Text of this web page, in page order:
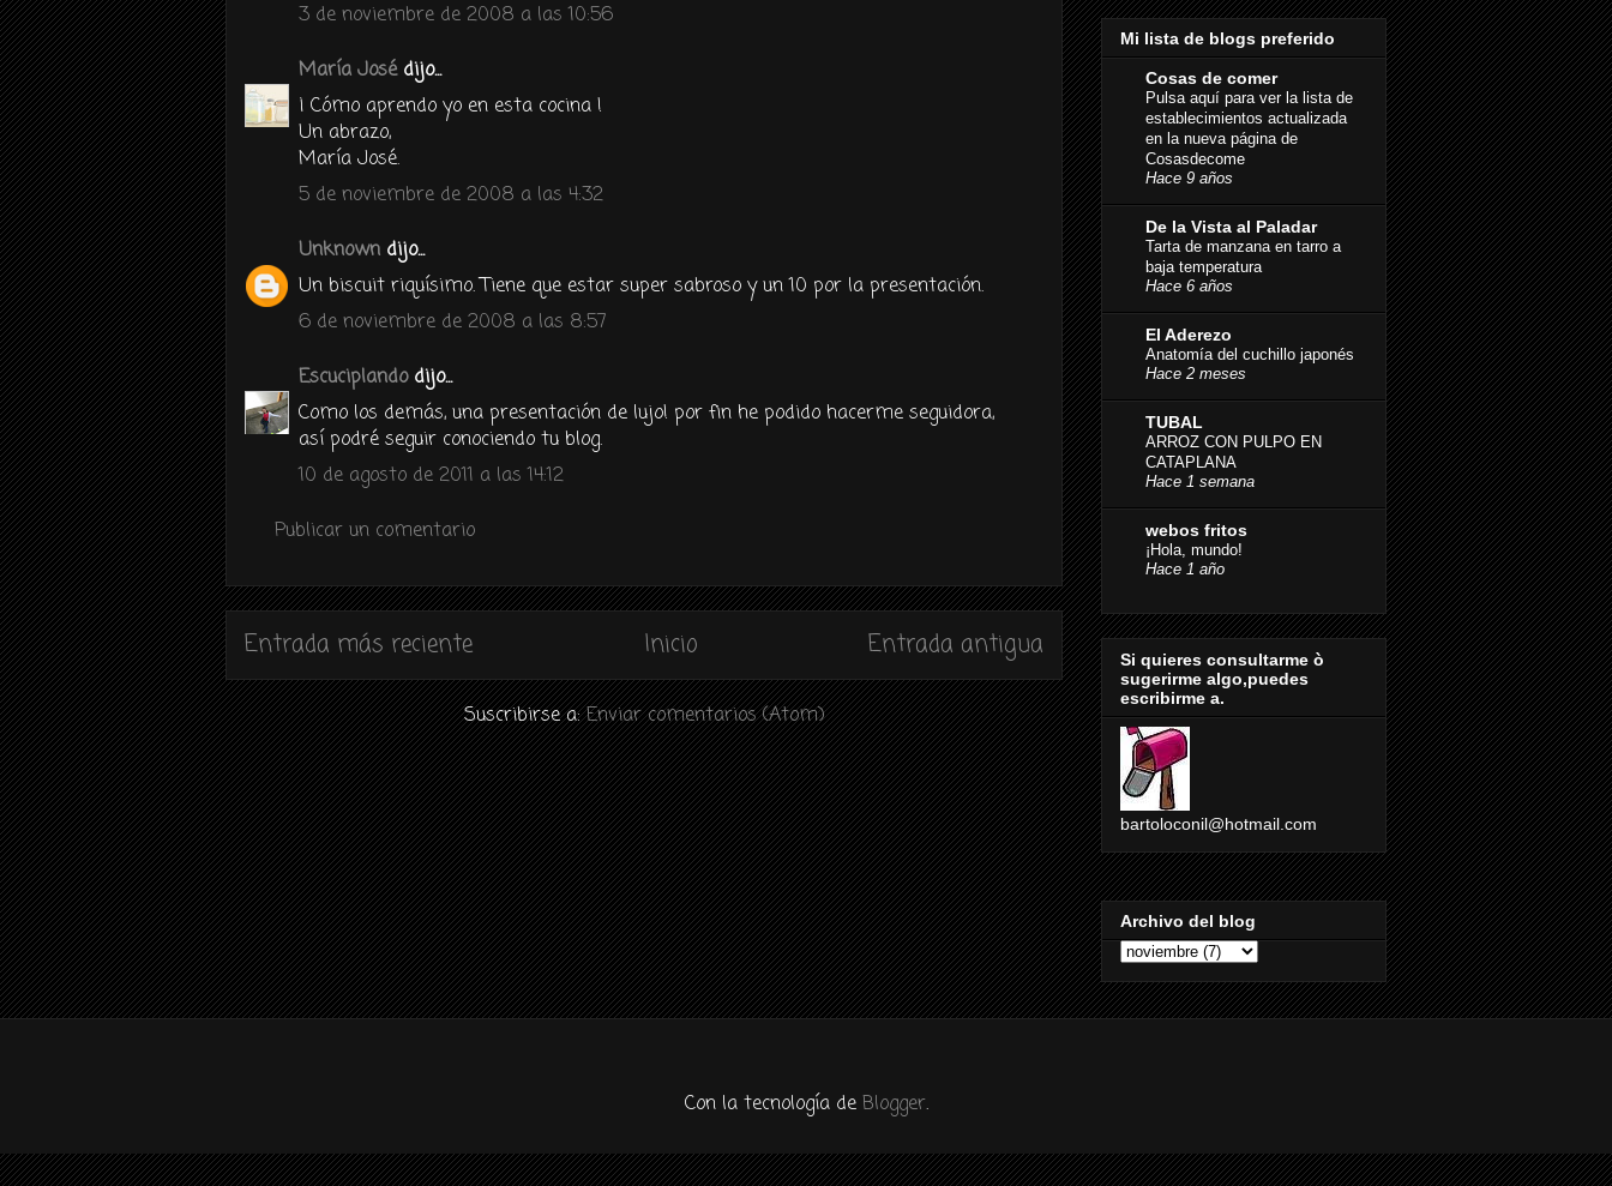
3 de noviembre de 2008 a las 10:56
María Josédijo...
¡ Cómo aprendo yo en esta cocina !
Un abrazo,
María José.
5 de noviembre de 2008 a las 4:32
Unknown dijo...
Un biscuit riquísimo. Tiene que estar super sabroso y un 10 por la presentación.
6 de noviembre de 2008 a las 8:57
Escuciplandodijo...
Como los demás, una presentación de lujo! por fin he podido hacerme seguidora,
así podré seguir conociendo tu blog.
10 de agosto de 2011 a las 14:12
Publicar un comentario
Entrada más reciente Entrada antigua
Inicio
Suscribirse a:Enviar comentarios (Atom)
Mi lista de blogs preferido
Cosas de comer
Pulsa aquí para ver la lista de
establecimientos actualizada
en la nueva página de
Cosasdecome
Hace 9 años
De la Vista al Paladar
Tarta de manzana en tarro a
baja temperatura
Hace 6 años
El Aderezo
Anatomía del cuchillo japonés
Hace 2 meses
TUBAL
ARROZ CON PULPO EN
CATAPLANA
Hace 1 semana
webos fritos
¡Hola, mundo!
Hace 1 año
Si quieres consultarme ò
sugerirme algo,puedes
escribirme a.
bartoloconil@hotmail.com
Archivo del blog
Con la tecnología de Blogger.